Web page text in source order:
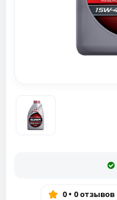
0 • 0 отзывов